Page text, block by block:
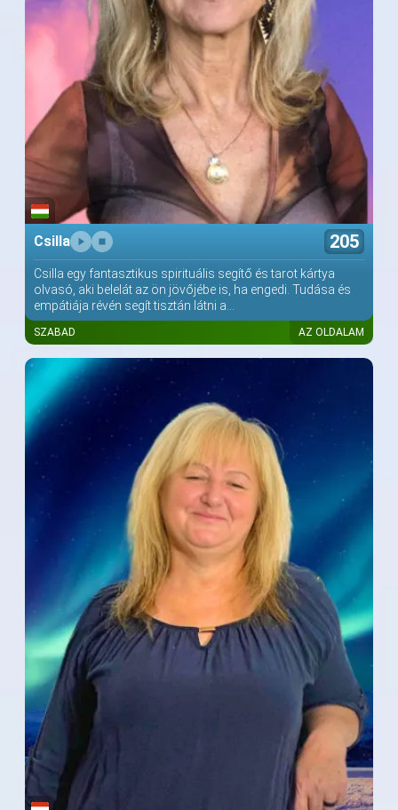
Csilla 205
Csilla egy fantasztikus spirituális segítő és tarot kártya
olvasó, aki belelát az ön jövőjébe is, ha engedi. Tudása és
empátiája révén segít tisztán látni a...
SZABAD AZ OLDALAM